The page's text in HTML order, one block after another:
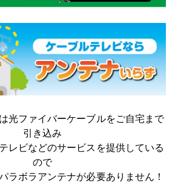
光ファイバーケーブルをご自宅まで
引き込み
レビなどのサービスを提供している
ので
ラボラアンテナが必要ありません！